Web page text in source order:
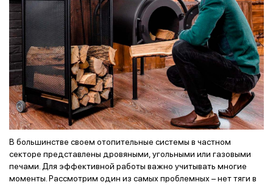
В большинстве своем отопительные системы в частном
секторе представлены дровяными, угольными или газовыми
печами. Для эффективной работы важно учитывать многие
моменты. Рассмотрим один из самых проблемных – нет тяги в